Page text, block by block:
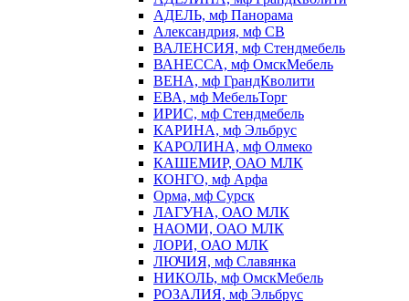
АДЕЛЬ, мф Панорама
Александрия, мф СВ
ВАЛЕНСИЯ, мф Стендмебель
ВАНЕССА, мф ОмскМебель
ВЕНА, мф ГрандКволити
ЕВА, мф МебельТорг
ИРИС, мф Стендмебель
КАРИНА, мф Эльбрус
КАРОЛИНА, мф Олмеко
КАШЕМИР, ОАО МЛК
КОНГО, мф Арфа
Орма, мф Сурск
ЛАГУНА, ОАО МЛК
НАОМИ, ОАО МЛК
ЛОРИ, ОАО МЛК
ЛЮЧИЯ, мф Славянка
НИКОЛЬ, мф ОмскМебель
РОЗАЛИЯ, мф Эльбрус